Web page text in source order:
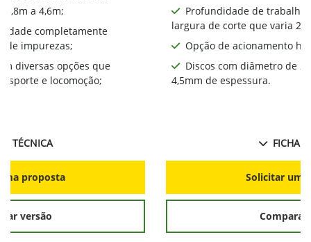
a 4,6m;
completamente
de impurezas;
diversas opções que
e locomoção;
TÉCNICA
proposta
versão
Profundidade de trabalho
largura de corte que varia
Opção de acionamento
Discos com diâmetro de
4,5mm de espessura.
FICHA
Solicitar
Comparar